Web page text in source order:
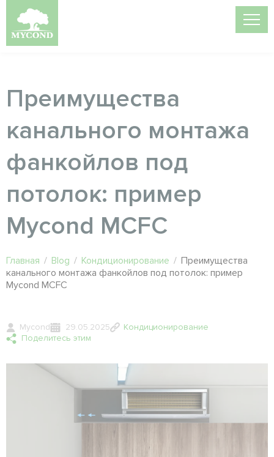
Преимущества
канального монтажа
фанкойлов под
потолок: пример
Mycond MCFC
Главная / Blog / Кондиционирование / Преимущества
канального монтажа фанкойлов под потолок: пример
Mycond MCFC
Mycond 29.05.2025
Кондиционирование
Поделитесь этим